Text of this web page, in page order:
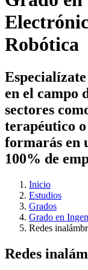
Robótica
en el campo
sectores
terapéutico
formarás en
100% de
Inicio
Estudios
Grados
Grado en
Redes
Redes